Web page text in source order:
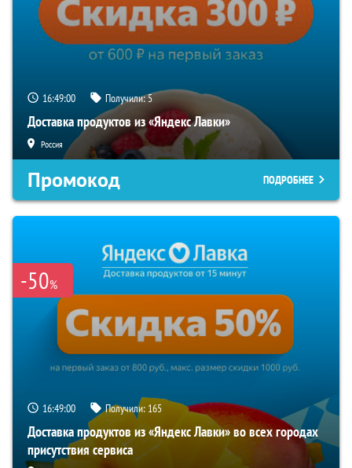
16:48:59 Получили:5
Доставка продуктов из «Яндекс Лавки»
Россия
Промокод ПОДРОБНЕЕ
-50%
16:48:59 Получили: 165
Доставка продуктов из «Яндекс Лавки» во всех городах
присутствия сервиса